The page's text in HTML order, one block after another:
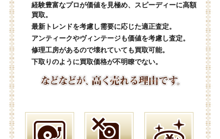
経験豊富なプロが価値を見極め、スピーディーに高額
買取。
最新トレンドを考慮し需要に応じた適正査定。
アンティークやヴィンテージも価値を考慮し査定。
修理工房があるので壊れていても買取可能。
下取りのように買取価格が不明瞭でない。